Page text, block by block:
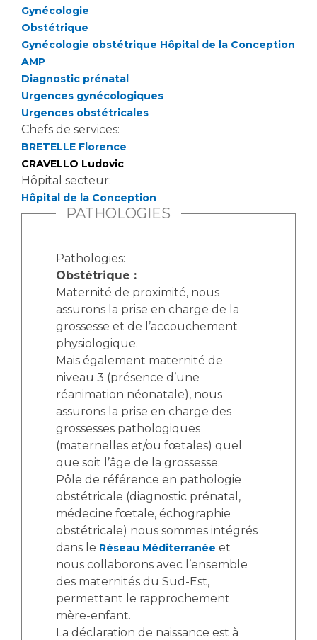
Gynécologie
Obstétrique
Gynécologie obstétrique Hôpital de la Conception
AMP
Diagnostic prénatal
Urgences gynécologiques
Urgences obstétricales
Chefs de services:
BRETELLE Florence
CRAVELLO Ludovic
Hôpital secteur:
Hôpital de la Conception
PATHOLOGIES
Pathologies:
Obstétrique :
Maternité de proximité, nous
assurons la prise en charge de la
grossesse et de l’accouchement
physiologique.
Mais également maternité de
niveau 3 (présence d’une
réanimation néonatale), nous
assurons la prise en charge des
grossesses pathologiques
(maternelles et/ou fœtales) quel
que soit l’âge de la grossesse.
Pôle de référence en pathologie
obstétricale (diagnostic prénatal,
médecine fœtale, échographie
obstétricale) nous sommes intégrés
dans le Réseau Méditerranée et
nous collaborons avec l’ensemble
des maternités du Sud-Est,
permettant le rapprochement
mère-enfant.
La déclaration de naissance est à